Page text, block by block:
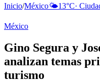
Inicio/México🌤️13°C·
México
Gino Segura y
analizan temas
turismo